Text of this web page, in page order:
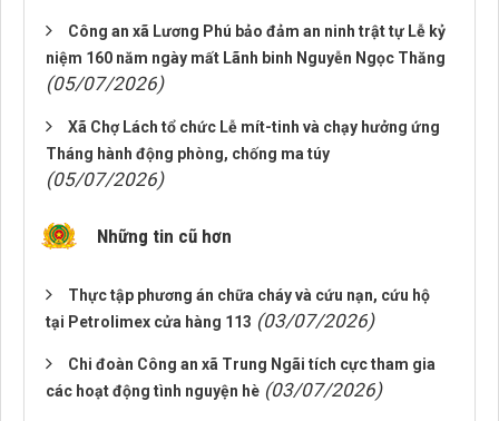
Công an xã Lương Phú bảo đảm an ninh trật tự Lễ kỷ
niệm 160 năm ngày mất Lãnh binh Nguyễn Ngọc Thăng
(05/07/2026)
Xã Chợ Lách tổ chức Lễ mít-tinh và chạy hưởng ứng
Tháng hành động phòng, chống ma túy
(05/07/2026)
Những tin cũ hơn
Thực tập phương án chữa cháy và cứu nạn, cứu hộ
tại Petrolimex cửa hàng 113 (03/07/2026)
Chi đoàn Công an xã Trung Ngãi tích cực tham gia
các hoạt động tình nguyện hè (03/07/2026)